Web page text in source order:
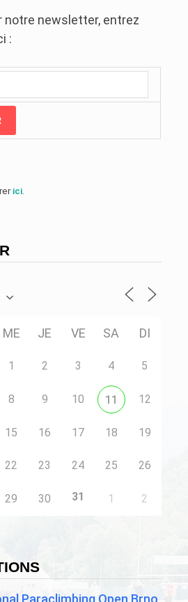
notre newsletter, entrez
:
ici.
ME JE VE SA DI
1 2 3 4 5
8 9 10 11 12
15 16 17 18 19
22 23 24 25 26
29 30 31 1 2
Paraclimbing Open Brno